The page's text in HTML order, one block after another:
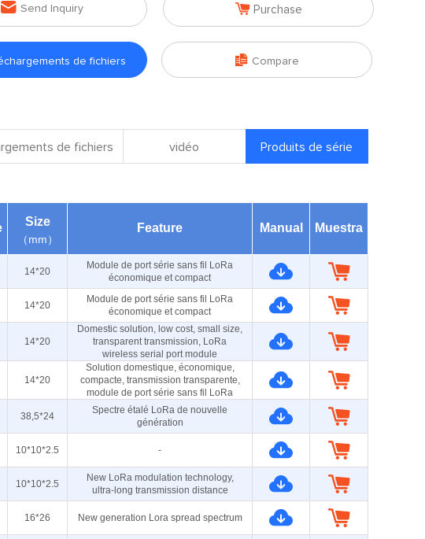
 Send Inquiry  Purchase
de fichiers  Compare
de fichiers vidéo Produits de série
Size
（mm）
Feature Manual Muestra
14*20
Module de port série sans fil LoRa
économique et compact
14*20
Module de port série sans fil LoRa
économique et compact
14*20
Domestic solution, low cost, small size,
transparent transmission, LoRa
wireless serial port module
14*20
Solution domestique, économique,
compacte, transmission transparente,
module de port série sans fil LoRa
38,5*24
Spectre étalé LoRa de nouvelle
génération
10*10*2.5 -
10*10*2.5
New LoRa modulation technology,
ultra-long transmission distance
16*26 New generation Lora spread spectrum